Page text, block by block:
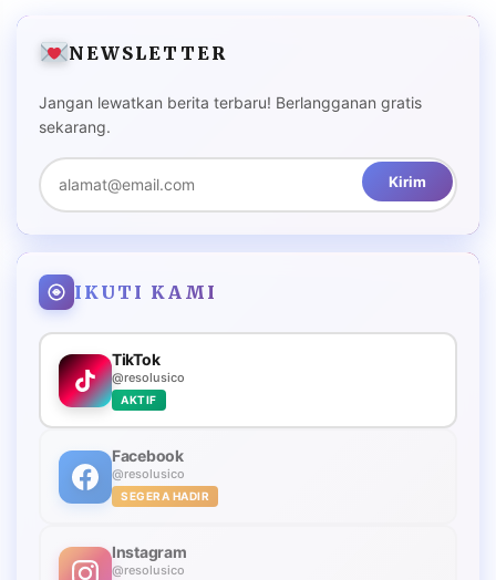
NEWSLETTER
Jangan lewatkan berita terbaru! Berlangganan gratis
sekarang.
Kirim
IKUTI KAMI
TikTok
@resolusico
AKTIF
Facebook
@resolusico
SEGERA HADIR
Instagram
@resolusico